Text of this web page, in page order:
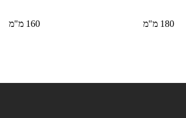
180 מ"מ 160 מ"מ